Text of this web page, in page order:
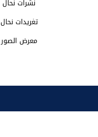
نشرات نحال
تغريدات نحال
معرض الصور